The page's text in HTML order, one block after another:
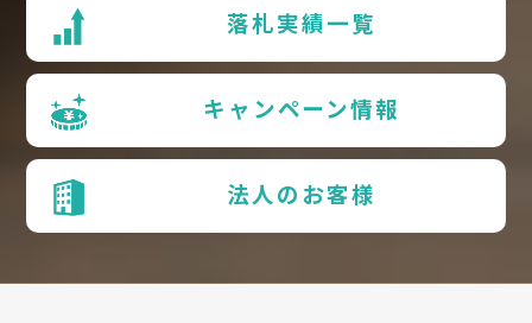
落札実績一覧
キャンペーン情報
法人のお客様